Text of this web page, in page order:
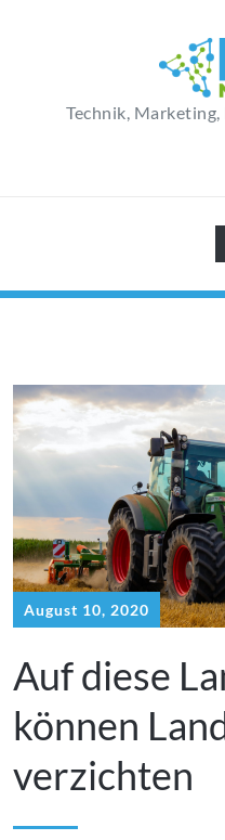
Technik,
August 10, 2020
Auf diese
können
verzichten